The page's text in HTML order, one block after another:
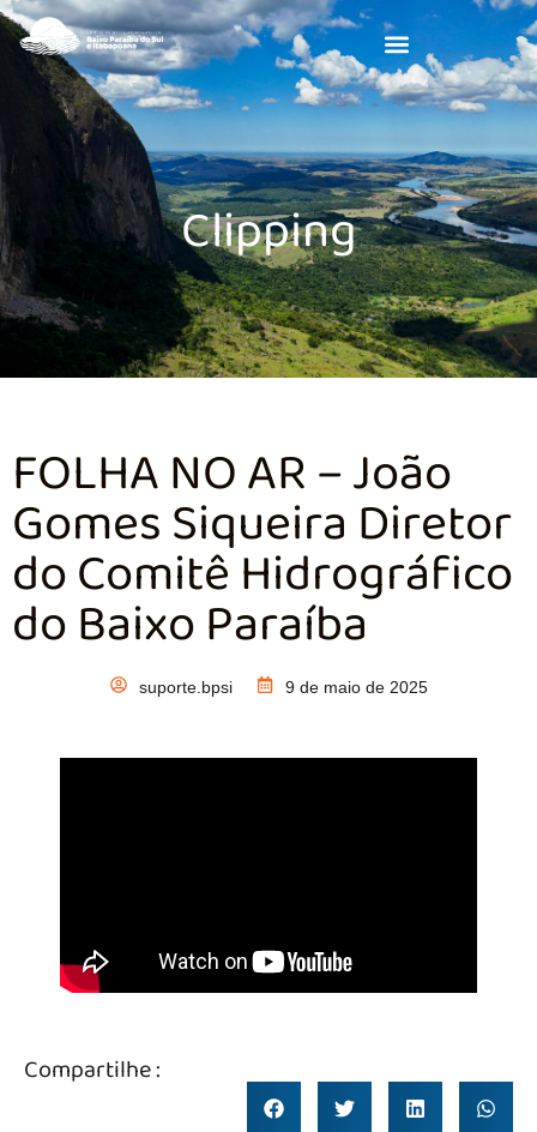
Clipping
FOLHA NO AR – João
Gomes Siqueira Diretor
do Comitê Hidrográfico
do Baixo Paraíba
suporte.bpsi 9 de maio de 2025
Compartilhe :